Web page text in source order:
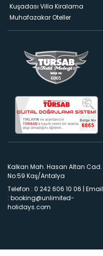
Kuşadası Villa Kiralama
Muhafazakar Oteller
Kalkan Mah. Hasan Altan Cad.
No:59 Kaş/Antalya
Telefon : 0 242 606 10 06 | Email
: booking@unlimited-
holidays.com